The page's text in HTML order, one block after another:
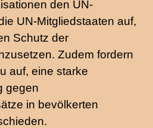
den UN-
UN-Mitgliedstaaten auf,
Schutz der
Zudem fordern
auf, eine starke
gegen
in bevölkerten